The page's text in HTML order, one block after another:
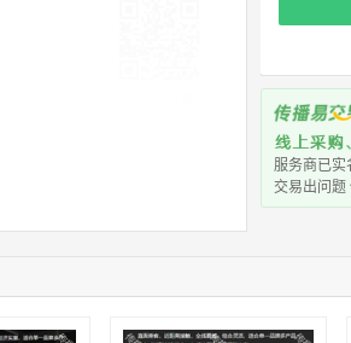
服务商已
交易出问题